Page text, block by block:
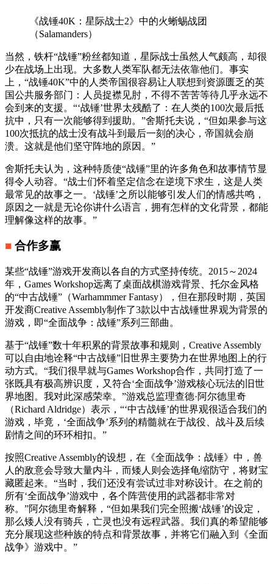
《战锤40K：星际战士2》中的火蜥蜴战团
（Salamanders）
当然，铁杆“战锤”粉丝都知道，星际战士虽然人气颇高，却很
少在战场上出现。大多数人类军队都无法依靠他们。事实
上，“战锤40K”中的人类帝国很容易让人联想到资源匮乏的英
国公共服务部门：人员捉襟见肘，不得不苦苦等待几乎永远不
会到来的支援。“‘战锤’世界太残酷了：在人类的100次最后抵
抗中，只有一次能够得到援助。”舍斯托夫说，“但如果参与这
100次抵抗的战士没有战斗到最后一刻的决心，帝国就会崩
溃。这就是他们坚守阵地的原因。”
舍斯托夫认为，这种特质使“战锤”里的许多角色和故事情节显
得令人动容。“战士们怀着坚定信念在逆境下求生，这是人类
最常见的故事之一。‘战锤’之所以能够引发人们的情感共鸣，
原因之一就是无论你讲什么语言，拥有怎样的文化背景，都能
理解像这样的故事。”
■ 合作多赢
某些“战锤”游戏开发商以各自的方式坚持传统。2015～2024
年，Games Workshop远离了桌面战棋游戏背景、托尔金风格
的“中古战锤”（Warhammmer Fantasy），但在那段时期，英国
开发商Creative Assembly制作了3款以中古战锤世界观为背景的
游戏，即“全面战争：战锤”系列三部曲。
基于“战锤”数十年积累的背景故事和规则，Creative Assembly
可以自由地诠释“中古战锤”旧世界主要势力在世界地图上的行
动方式。“我们很早就与Games Workshop合作，共同打造了一
张既具有极高辨识度，又符合‘全面战争’游戏核心玩法的旧世
界地图。我对此深感荣幸。”游戏总监理查德·阿尔德里奇
（Richard Aldridge）表示，“‘中古战锤’的世界观很适合我们的
游戏，毕竟，‘全面战争’系列的精髓就在于战役、战斗及后续
剧情之间的环环相扣。”
按照Creative Assembly的设想，在《全面战争：战锤》中，兽
人的敌意会导致大量内斗，而矮人则会选择龟缩防守，将财宝
藏匿起来。“当时，我们还没有尝试过非对称设计。在之前的
所有‘全面战争’游戏中，各个阵营使用的武器都非常对
称。”阿尔德里奇解释，“但如果我们完全照搬‘战锤’的设定，
那么矮人没有骑兵，亡灵也没有远程武器。我们真的希望能够
充分展现这些种族的特点和背景故事，并将它们融入到《全面
战争》游戏中。”